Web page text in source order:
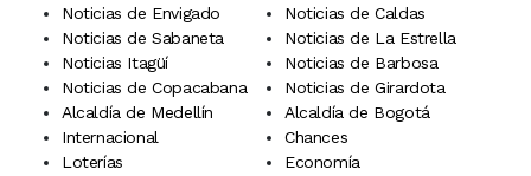
Noticias de Envigado
Noticias de Caldas
Noticias de Sabaneta
Noticias de La Estrella
Noticias Itagüí
Noticias de Barbosa
Noticias de Copacabana
Noticias de Girardota
Alcaldía de Medellín
Alcaldía de Bogotá
Internacional
Chances
Loterías
Economía